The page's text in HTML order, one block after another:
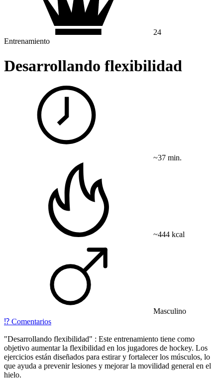
24
Entrenamiento
Desarrollando flexibilidad
~37 min.
~444 kcal
Masculino
⁉️ Comentarios
"Desarrollando flexibilidad" : Este entrenamiento tiene como
objetivo aumentar la flexibilidad en los jugadores de hockey. Los
ejercicios están diseñados para estirar y fortalecer los músculos, lo
que ayuda a prevenir lesiones y mejorar la movilidad general en el
hielo.